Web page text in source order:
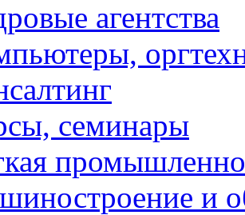
агентства
семинары
и